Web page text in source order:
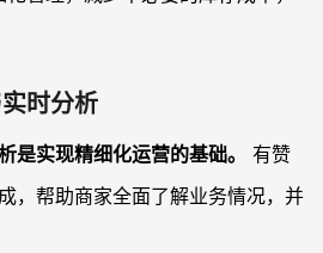
时分析
是实现精细化运营的基础。
有赞
，帮助商家全面了解业务情况，并